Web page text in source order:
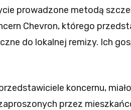
prowadzone metodą
Chevron, którego
do lokalnej remizy. Ich
koncernu,
przez